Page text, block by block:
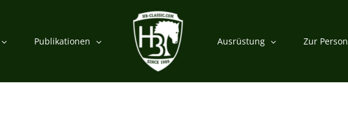
Publikationen Ausrüstung Zur Person